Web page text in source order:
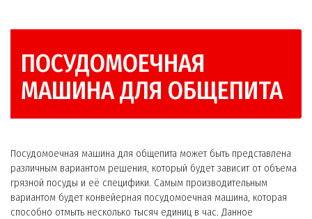
ПОСУДОМОЕЧНАЯ
МАШИНА ДЛЯ ОБЩЕПИТА
Посудомоечная машина для общепита может быть представлена
различным вариантом решения, который будет зависит от объема
грязной посуды и её специфики. Самым производительным
вариантом будет конвейерная посудомоечная машина, которая
способно отмыть несколько тысяч единиц в час. Данное